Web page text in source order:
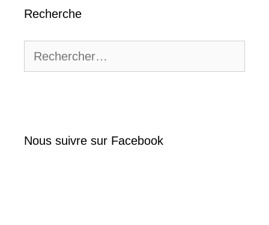
Recherche
Nous suivre sur Facebook